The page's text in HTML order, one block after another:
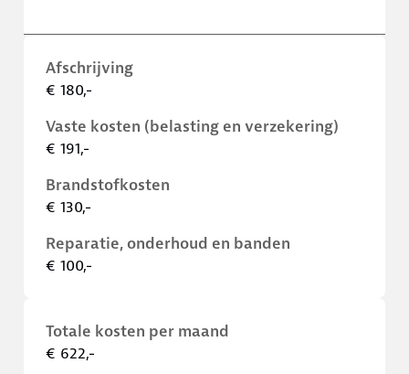
Afschrijving
€ 180,-
Vaste kosten (belasting en verzekering)
€ 191,-
Brandstofkosten
€ 130,-
Reparatie, onderhoud en banden
€ 100,-
Totale kosten per maand
€ 622,-